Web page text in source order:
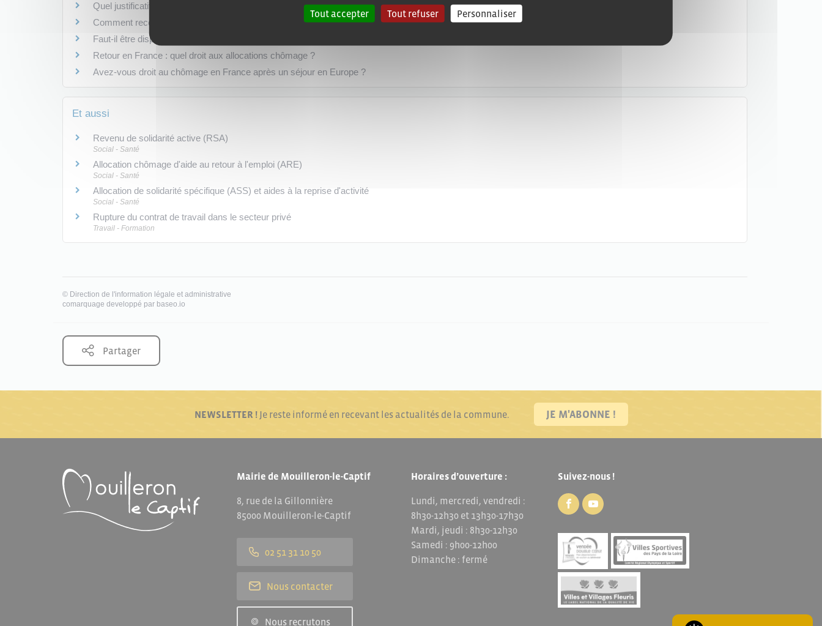
Quel justificatif fournir pour s'inscrire à Pôle emploi ?
Comment recourir au Médiateur de Pôle emploi ?
Faut-il être disponible pour s'inscrire à Pôle emploi ?
Retour en France : quel droit aux allocations chômage ?
Avez-vous droit au chômage en France après un séjour en Europe ?
Et aussi
Revenu de solidarité active (RSA)
Social - Santé
Allocation chômage d'aide au retour à l'emploi (ARE)
Social - Santé
Allocation de solidarité spécifique (ASS) et aides à la reprise d'activité
Social - Santé
Rupture du contrat de travail dans le secteur privé
Travail - Formation
© Direction de l'information légale et administrative
comarquage developpé par baseo.io
Partager
NEWSLETTER !Je reste informé en recevant les actualités de la commune. JE M'ABONNE !
Mairie de Mouilleron-le-Captif
8, rue de la Gillonnière
85000 Mouilleron-le-Captif
02 51 31 10 50
Nous contacter
Nous recrutons
Horaires d’ouverture :
Lundi, mercredi, vendredi :
8h30-12h30 et 13h30-17h30
Mardi, jeudi : 8h30-12h30
Samedi : 9h00-12h00
Dimanche : fermé
Suivez-nous !
Tout accepter Tout refuser Personnaliser